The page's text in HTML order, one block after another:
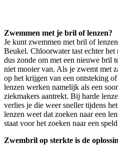
Zwemmen met je bril of lenzen?
Je kunt zwemmen met bril of
Beukel. Chloorwater tast echter
dus zonde om met een nieuwe bril
niet mooier van. Als je zwemt met
op het krijgen van een ontsteking
lenzen werken namelijk als een
ziekmakers aantrekt. Bij harde
verlies je die weer sneller tijdens
lenzen weet dat zoeken naar een
staat voor het zoeken naar een
Zwembril op sterkte is de